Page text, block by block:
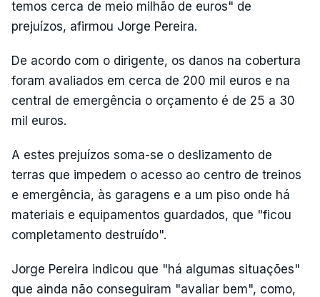
temos cerca de meio milhão de euros" de
prejuízos, afirmou Jorge Pereira.
De acordo com o dirigente, os danos na cobertura
foram avaliados em cerca de 200 mil euros e na
central de emergência o orçamento é de 25 a 30
mil euros.
A estes prejuízos soma-se o deslizamento de
terras que impedem o acesso ao centro de treinos
e emergência, às garagens e a um piso onde há
materiais e equipamentos guardados, que "ficou
completamento destruído".
Jorge Pereira indicou que "há algumas situações"
que ainda não conseguiram "avaliar bem", como,